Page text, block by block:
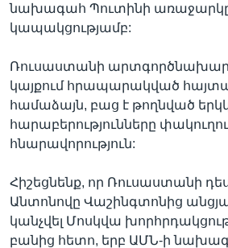
նախագահ Պուտինի առաջարկը
կապակցությամբ:
Ռուսաստանի
կայքում հրապարակված
համաձայն, բաց է թողնված
հարաբերությունները
հնարավորություն:
Հիշեցնենք, որ Ռուսաստանի
Անտոնովը Վաշինգտոնից
կանչվել Մոսկվա
բանից հետո, երբ ԱՄՆ-ի